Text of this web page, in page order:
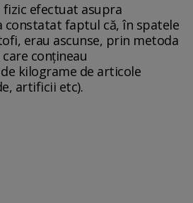
efectuat asupra
constatat faptul că, în spatele
erau ascunse, prin metoda
conţineau
kilograme de articole
artificii etc).